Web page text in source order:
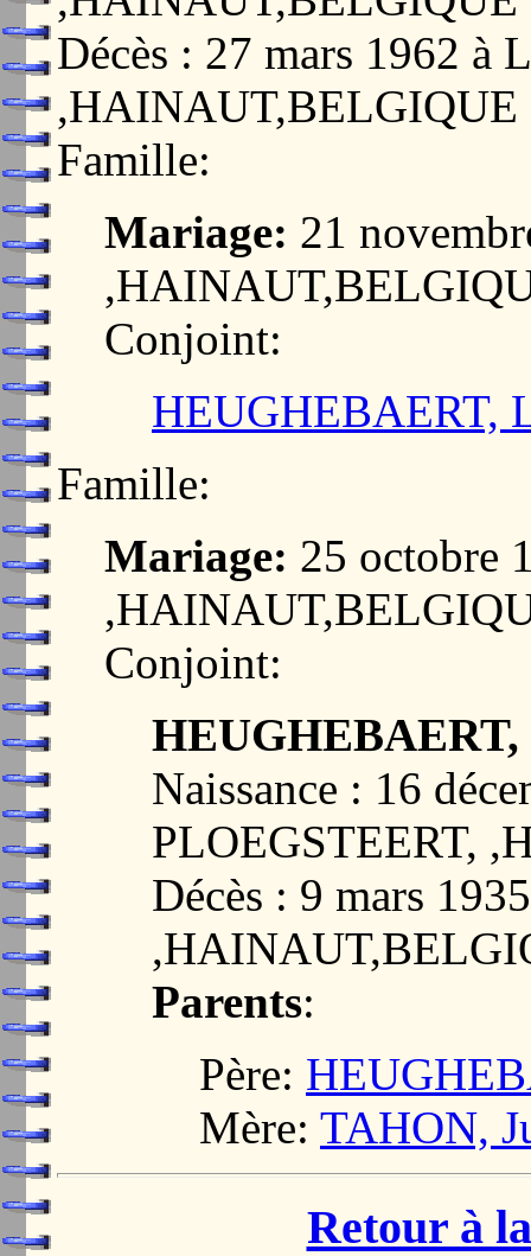
Décès : 27 mars 1962 à
,HAINAUT,BELGIQUE
Famille:
Mariage: 21
Conjoint:
HEUGHEBAERT,
Famille:
Mariage: 25 octobre
Conjoint:
HEUGHEBAERT,
Naissance : 16
PLOEGSTEERT,
Décès : 9 mars
Parents:
Père:
Mère: TAHON,
Retour à